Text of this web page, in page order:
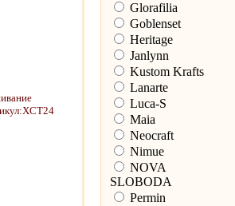
Glorafilia
Goblenset
Heritage
Janlynn
Kustom Krafts
Lanarte
Luca-S
Maia
Neocraft
Nimue
NOVA
SLOBODA
Permin